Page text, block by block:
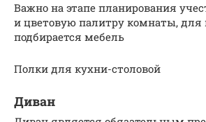
Важно на этапе планирования
и цветовую палитру комнаты, для
подбирается мебель
Полки для кухни-столовой
Диван